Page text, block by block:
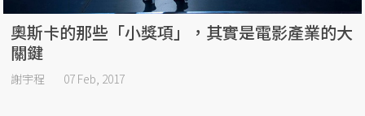
奧斯卡的那些「小獎項」，其實是電影產業的大
關鍵
謝宇程 07 Feb, 2017